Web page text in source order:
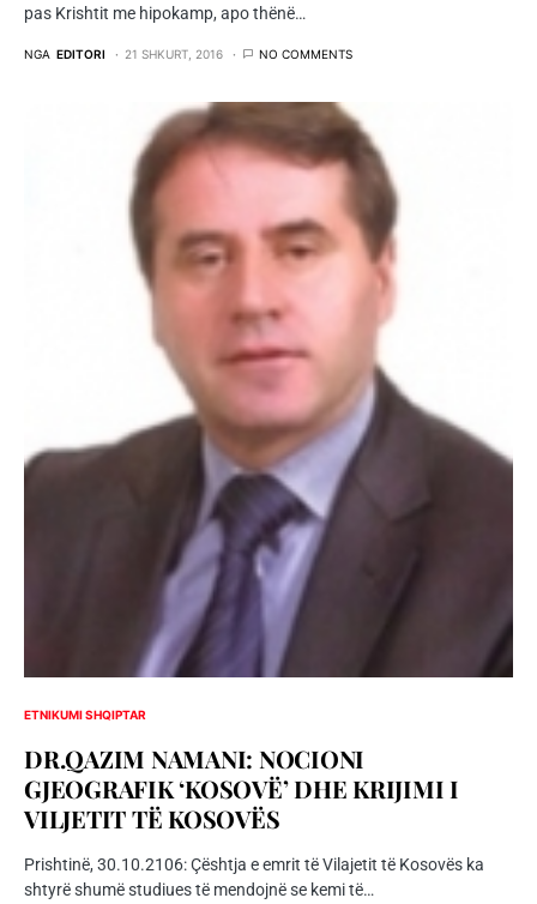
pas Krishtit me hipokamp, apo thënë…
NGA EDITORI 21 SHKURT, 2016 NO COMMENTS
ETNIKUMI SHQIPTAR
DR.QAZIM NAMANI: NOCIONI
GJEOGRAFIK ‘KOSOVË’ DHE KRIJIMI I
VILJETIT TË KOSOVËS
Prishtinë, 30.10.2106: Çështja e emrit të Vilajetit të Kosovës ka
shtyrë shumë studiues të mendojnë se kemi të…